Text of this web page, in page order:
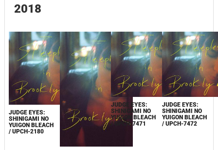
2018
JUDGE EYES:
SHINIGAMI NO
YUIGON BLEACH
/ UPCH-2180
JUDGE EYES:
SHINIGAMI NO
YUIGON BLEACH
/ UPCH-7471
JUDGE EYES:
SHINIGAMI NO
YUIGON BLEACH
/ UPCH-7472